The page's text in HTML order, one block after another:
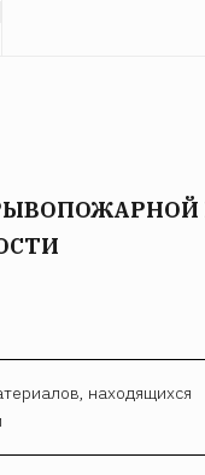
находящихся